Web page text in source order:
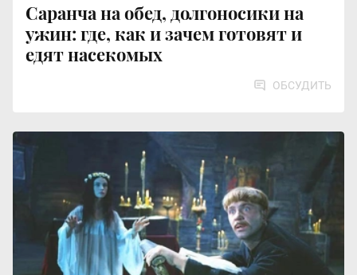
Саранча на обед, долгоносики на
ужин: где, как и зачем готовят и
едят насекомых
ОБСУДИТЬ